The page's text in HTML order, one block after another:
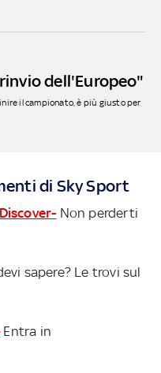
dell'Europeo"
il campionato, è più giusto per
di Sky Sport
Non perderti
sapere? Le trovi sul
Entra in